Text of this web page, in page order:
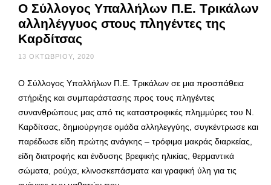
Ο Σύλλογος Υπαλλήλων Π.Ε. Τρικάλων
αλληλέγγυος στους πληγέντες της
Καρδίτσας
13 ΟΚΤΩΒΡΊΟΥ, 2020
Ο Σύλλογος Υπαλλήλων Π.Ε. Τρικάλων σε μια προσπάθεια
στήριξης και συμπαράστασης προς τους πληγέντες
συνανθρώπους μας από τις καταστροφικές πλημμύρες του Ν.
Καρδίτσας, δημιούργησε ομάδα αλληλεγγύης, συγκέντρωσε και
παρέδωσε είδη πρώτης ανάγκης – τρόφιμα μακράς διαρκείας,
είδη διατροφής και ένδυσης βρεφικής ηλικίας, θερμαντικά
σώματα, ρούχα, κλινοσκεπάσματα και γραφική ύλη για τις